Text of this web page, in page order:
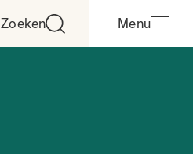
Zoeken Menu